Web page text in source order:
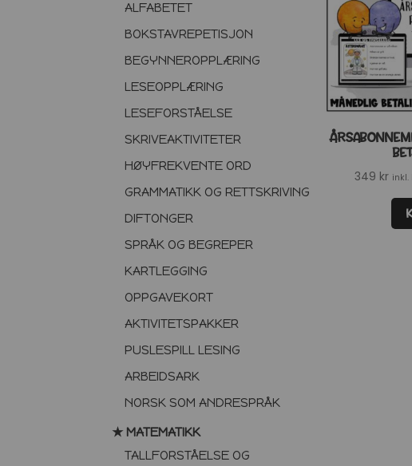
ALFABETET
BOKSTAVREPETISJON
BEGYNNEROPPLÆRING
LESEOPPLÆRING
LESEFORSTÅELSE
SKRIVEAKTIVITETER
HØYFREKVENTE ORD
GRAMMATIKK OG RETTSKRIVING
DIFTONGER
SPRÅK OG BEGREPER
KARTLEGGING
OPPGAVEKORT
AKTIVITETSPAKKER
PUSLESPILL LESING
ARBEIDSARK
NORSK SOM ANDRESPRÅK
★ MATEMATIKK
TALLFORSTÅELSE OG
349 kr inkl.